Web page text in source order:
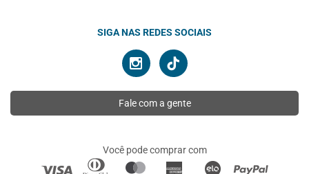
SIGA NAS REDES SOCIAIS
Fale com a gente
Você pode comprar com